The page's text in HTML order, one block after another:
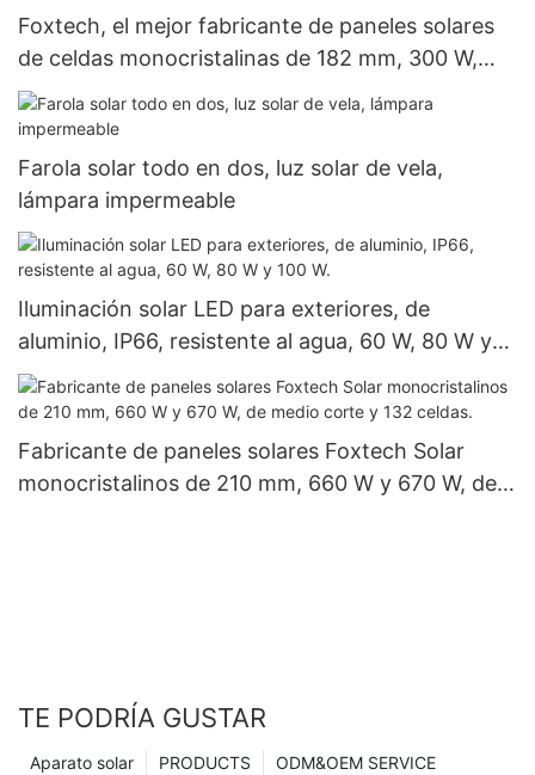
Foxtech, el mejor fabricante de paneles solares
de celdas monocristalinas de 182 mm, 300 W,
360 W y 400 W, a precios económicos.
Farola solar todo en dos, luz solar de vela,
lámpara impermeable
Iluminación solar LED para exteriores, de
aluminio, IP66, resistente al agua, 60 W, 80 W y
100 W.
Fabricante de paneles solares Foxtech Solar
monocristalinos de 210 mm, 660 W y 670 W, de
TE PODRÍA GUSTAR
ODM&OEM SERVICE
PRODUCTS
Aparato solar